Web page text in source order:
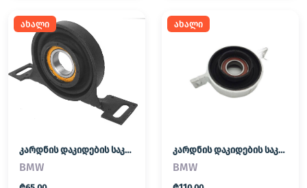
ახალი
კარდნის დაკიდების საკისარი (პადვესნოი)
BMW
ახალი
კარდნის დაკიდების საკისარი (პადვესნოი)
BMW